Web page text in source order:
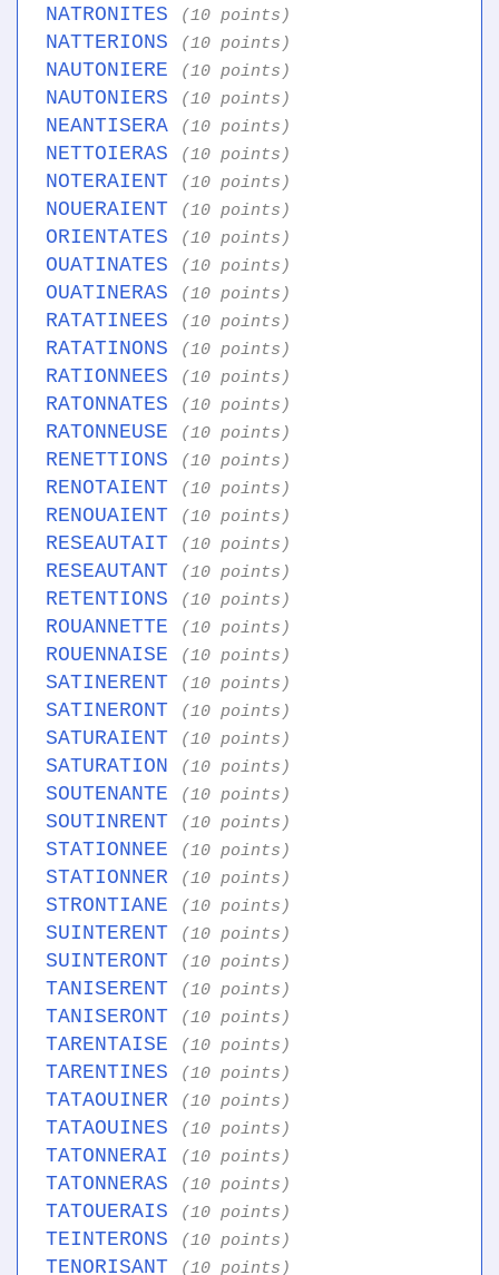
NATRONITES (10 points)
NATTERIONS (10 points)
NAUTONIERE (10 points)
NAUTONIERS (10 points)
NEANTISERA (10 points)
NETTOIERAS (10 points)
NOTERAIENT (10 points)
NOUERAIENT (10 points)
ORIENTATES (10 points)
OUATINATES (10 points)
OUATINERAS (10 points)
RATATINEES (10 points)
RATATINONS (10 points)
RATIONNEES (10 points)
RATONNATES (10 points)
RATONNEUSE (10 points)
RENETTIONS (10 points)
RENOTAIENT (10 points)
RENOUAIENT (10 points)
RESEAUTAIT (10 points)
RESEAUTANT (10 points)
RETENTIONS (10 points)
ROUANNETTE (10 points)
ROUENNAISE (10 points)
SATINERENT (10 points)
SATINERONT (10 points)
SATURAIENT (10 points)
SATURATION (10 points)
SOUTENANTE (10 points)
SOUTINRENT (10 points)
STATIONNEE (10 points)
STATIONNER (10 points)
STRONTIANE (10 points)
SUINTERENT (10 points)
SUINTERONT (10 points)
TANISERENT (10 points)
TANISERONT (10 points)
TARENTAISE (10 points)
TARENTINES (10 points)
TATAOUINER (10 points)
TATAOUINES (10 points)
TATONNERAI (10 points)
TATONNERAS (10 points)
TATOUERAIS (10 points)
TEINTERONS (10 points)
TENORISANT (10 points)